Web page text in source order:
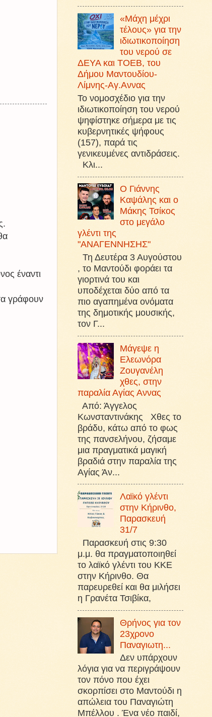
έναντι
γράφουν
«Μάχη μέχρι
τέλους» για την
ιδιωτικοποίηση
του νερού σε
ΔΕΥΑ και ΤΟΕΒ, του
Δήμου Μαντουδίου-
Λίμνης-Αγ.Αννας
Το νομοσχέδιο για την
ιδιωτικοποίηση του νερού
ψηφίστηκε σήμερα με τις
κυβερνητικές ψήφους
(157), παρά τις
γενικευμένες αντιδράσεις.
Κλι...
Ο Γιάννης
Καψάλης και ο
Μάκης Τσίκος
στο μεγάλο
γλέντι της
"ΑΝΑΓΕΝΝΗΣΗΣ"
Τη Δευτέρα 3 Αυγούστου
, το Μαντούδι φοράει τα
γιορτινά του και
υποδέχεται δύο από τα
πιο αγαπημένα ονόματα
της δημοτικής μουσικής,
τον Γ...
Μάγεψε η
Ελεωνόρα
Ζουγανέλη
χθες, στην
παραλία Αγίας Αννας
Από: Άγγελος
Κωνσταντινάκης Χθες το
βράδυ, κάτω από το φως
της πανσελήνου, ζήσαμε
μια πραγματικά μαγική
βραδιά στην παραλία της
Αγίας Άν...
Λαϊκό γλέντι
στην Κήρινθο,
Παρασκευή
31/7
Παρασκευή στις 9:30
μ.μ. θα πραγματοποιηθεί
το λαϊκό γλέντι του ΚΚΕ
στην Κήρινθο. Θα
παρευρεθεί και θα μιλήσει
η Γρανέτα Τσιβίκα,
Θρήνος για τον
23χρονο
Παναγιωτη...
Δεν υπάρχουν
λόγια για να περιγράψουν
τον πόνο που έχει
σκορπίσει στο Μαντούδι η
απώλεια του Παναγιώτη
Μπέλλου . Ένα νέο παιδί,